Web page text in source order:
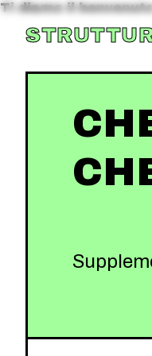
Ti diamo il